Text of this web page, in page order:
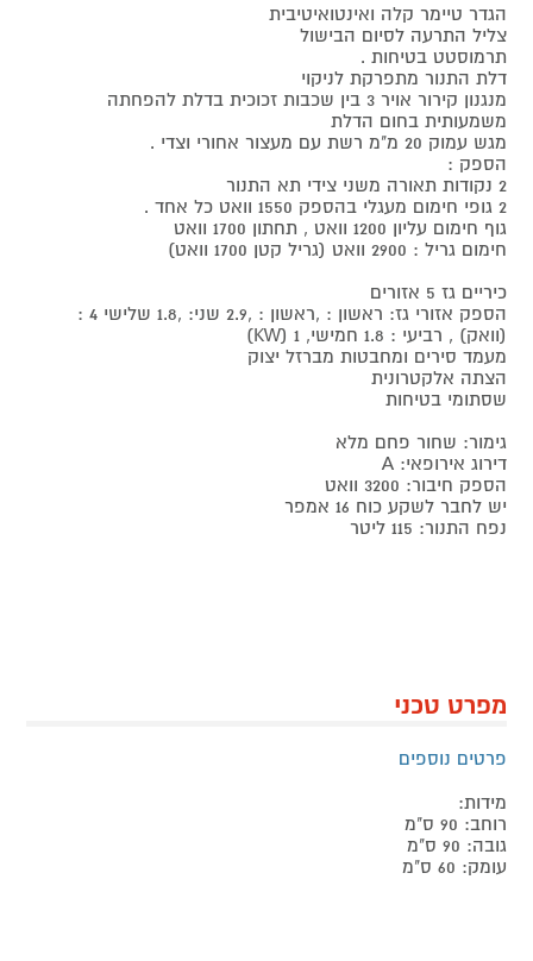
הגדר טיימר קלה ואינטואיטיבית
צליל התרעה לסיום הבישול
תרמוסטט בטיחות .
דלת התנור מתפרקת לניקוי
מנגנון קירור אויר 3 בין שכבות זכוכית בדלת להפחתה
משמעותית בחום הדלת
מגש עמוק 20 מ"מ רשת עם מעצור אחורי וצדי .
הספק :
2 נקודות תאורה משני צידי תא התנור
2 גופי חימום מעגלי בהספק 1550 וואט כל אחד .
גוף חימום עליון 1200 וואט , תחתון 1700 וואט
חימום גריל : 2900 וואט (גריל קטן 1700 וואט)
כיריים גז 5 אזורים
הספק אזורי גז: ראשון : ,ראשון : ,2.9 שני: ,1.8 שלישי 4 :
(וואק) , רביעי : 1.8 חמישי, 1 (KW)
מעמד סירים ומחבטות מברזל יצוק
הצתה אלקטרונית
שסתומי בטיחות
גימור: שחור פחם מלא
דירוג אירופאי: A
הספק חיבור: 3200 וואט
יש לחבר לשקע כוח 16 אמפר
נפח התנור: 115 ליטר
מפרט טכני
פרטים נוספים
מידות:
רוחב: 90 ס"מ
גובה: 90 ס"מ
עומק: 60 ס"מ